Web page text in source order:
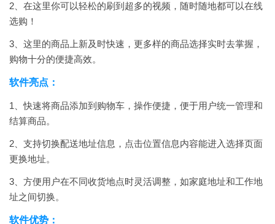
2、在这里你可以轻松的刷到超多的视频，随时随地都可以在线
选购！
3、这里的商品上新及时快速，更多样的商品选择实时去掌握，
购物十分的便捷高效。
软件亮点：
1、快速将商品添加到购物车，操作便捷，便于用户统一管理和
结算商品。
2、支持切换配送地址信息，点击位置信息内容能进入选择页面
更换地址。
3、方便用户在不同收货地点时灵活调整，如家庭地址和工作地
址之间切换。
软件优势：